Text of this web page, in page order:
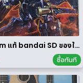
Gundam แท้ bandai SD ของใหม่
ซื้อทันที